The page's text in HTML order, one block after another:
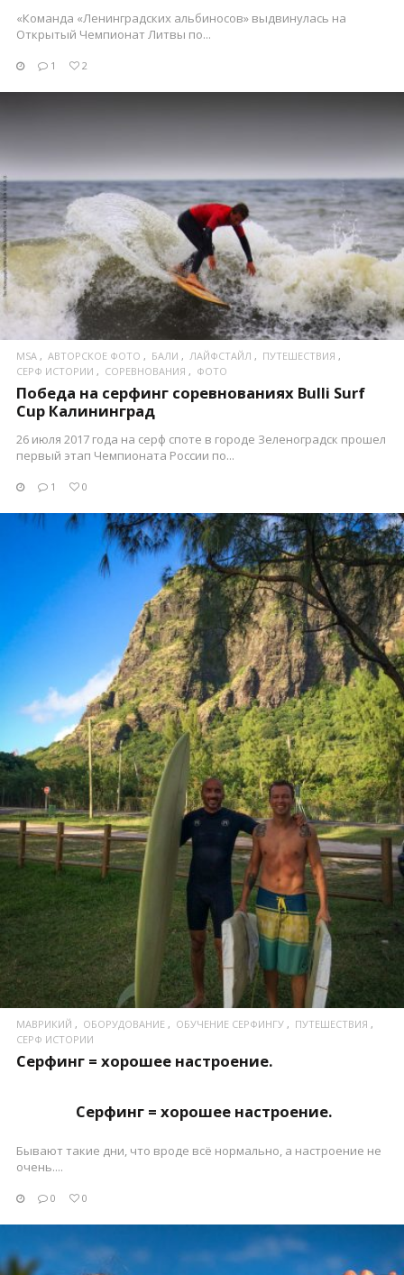
«Команда «Ленинградских альбиносов» выдвинулась на
Открытый Чемпионат Литвы по...
1 2
ПОСМОТРЕТЬ
MSA АВТОРСКОЕ ФОТО БАЛИ ЛАЙФСТАЙЛ
ПУТЕШЕСТВИЯ
СЕРФ ИСТОРИИ
СОРЕВНОВАНИЯ ФОТО
Победа на серфинг соревнованиях Bulli Surf
Cup Калининград
26 июля 2017 года на серф споте в городе Зеленоградск прошел
первый этап Чемпионата России по...
1 0
ПОСМОТРЕТЬ
МАВРИКИЙ ОБОРУДОВАНИЕ ОБУЧЕНИЕ СЕРФИНГУ
ПУТЕШЕСТВИЯ
СЕРФ ИСТОРИИ
Серфинг = хорошее настроение.
Серфинг = хорошее настроение.
Бывают такие дни, что вроде всё нормально, а настроение не
очень....
0 0